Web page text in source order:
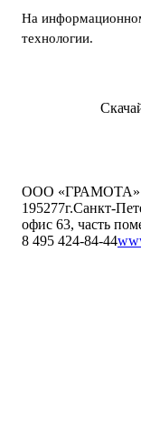
На
технологии.
ООО «ГРАМОТА»
195277г.Санкт-
офис 63, часть
8 495 424-84-44